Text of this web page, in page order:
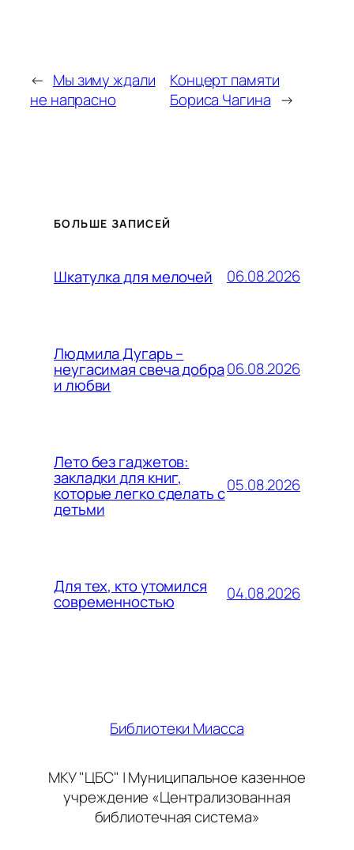
← Мы зиму ждали
не напрасно
Концерт памяти
Бориса Чагина →
БОЛЬШЕ ЗАПИСЕЙ
Шкатулка для мелочей 06.08.2026
Людмила Дугарь –
неугасимая свеча добра
и любви
06.08.2026
Лето без гаджетов:
закладки для книг,
которые легко сделать с
детьми
05.08.2026
Для тех, кто утомился
современностью 04.08.2026
Библиотеки Миасса
МКУ "ЦБС" | Муниципальное казенное
учреждение «Централизованная
библиотечная система»